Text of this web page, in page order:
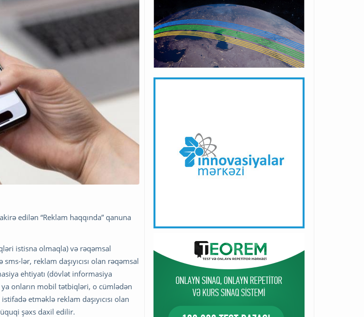
edilən “Reklam haqqında” qanuna
istisna olmaqla) və rəqəmsal
lər, reklam daşıyıcısı olan rəqəmsal
ehtiyatı (dövlət informasiya
onların mobil tətbiqləri, o cümlədən
etməklə reklam daşıyıcısı olan
şəxs daxil edilir.